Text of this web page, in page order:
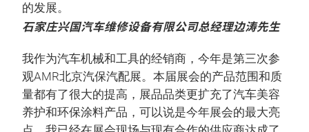
的发展。
石家庄兴国汽车维修设备有限公司总经理边涛先生
我作为汽车机械和工具的经销商，今年是第三次参
观AMR北京汽保汽配展。本届展会的产品范围和质
量都有了很大的提高，展品品类更扩充了汽车美容
养护和环保涂料产品，可以说是今年展会的最大亮